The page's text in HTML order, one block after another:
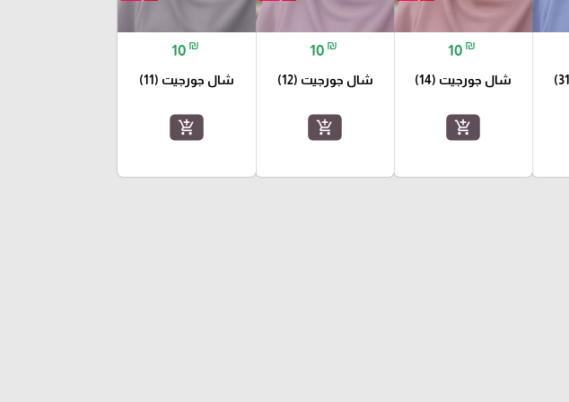
10 ₪
شال جورجيت (14)
add_shopping_cart
10 ₪
شال جورجيت (12)
add_shopping_cart
10 ₪
شال جورجيت (11)
add_shopping_cart